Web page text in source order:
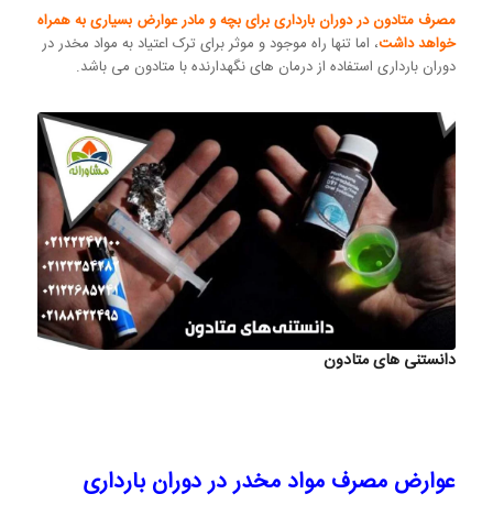
مصرف متادون در دوران بارداری برای بچه و مادر عوارض بسیاری به همراه
خواهد داشت، اما تنها راه موجود و موثر برای ترک اعتیاد به مواد مخدر در
دوران بارداری استفاده از درمان های نگهدارنده با متادون می باشد.
دانستنی های متادون
عوارض مصرف مواد مخدر در دوران بارداری